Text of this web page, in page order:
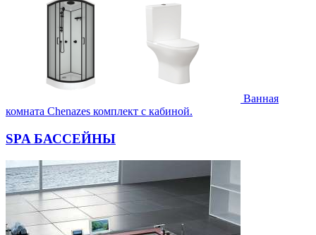
Ванная
комната Chenazes комплект с кабиной.
SPA БАССЕЙНЫ